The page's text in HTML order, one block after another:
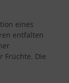
eines
entfalten
Früchte. Die